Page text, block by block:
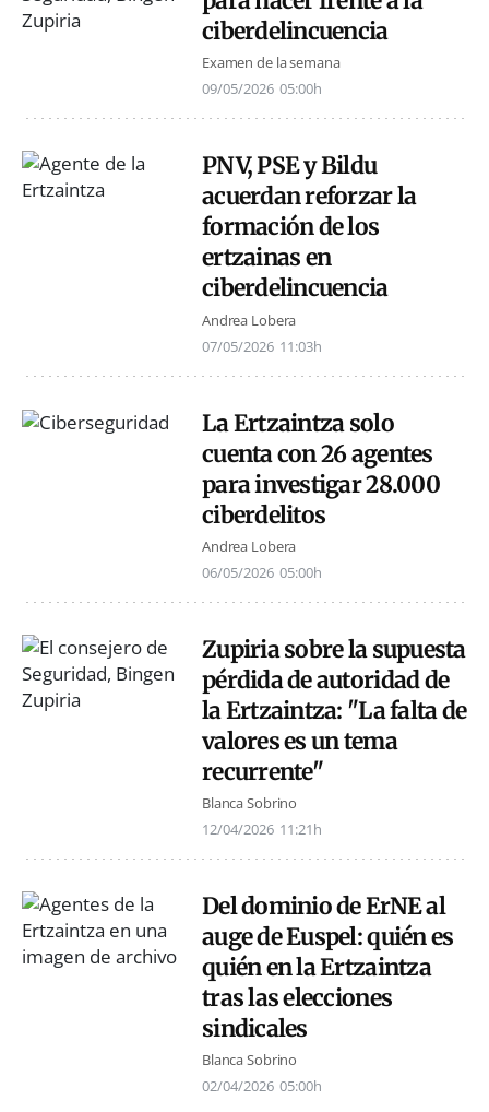
ciberdelincuencia
Examen de la semana
09/05/2026 05:00h
PNV, PSE y Bildu
acuerdan reforzar la
formación de los
ertzainas en
ciberdelincuencia
Andrea Lobera
07/05/2026 11:03h
La Ertzaintza solo
cuenta con 26 agentes
para investigar 28.000
ciberdelitos
Andrea Lobera
06/05/2026 05:00h
Zupiria sobre la supuesta
pérdida de autoridad de
la Ertzaintza: "La falta de
valores es un tema
recurrente"
Blanca Sobrino
12/04/2026 11:21h
Del dominio de ErNE al
auge de Euspel: quién es
quién en la Ertzaintza
tras las elecciones
sindicales
Blanca Sobrino
02/04/2026 05:00h